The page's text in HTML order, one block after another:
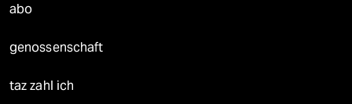
abo
genossenschaft
taz zahl ich